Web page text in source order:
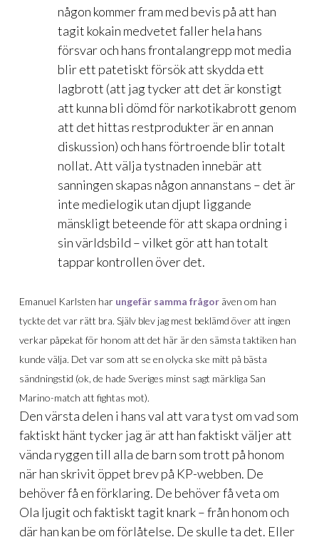
någon kommer fram med bevis på att han
tagit kokain medvetet faller hela hans
försvar och hans frontalangrepp mot media
blir ett patetiskt försök att skydda ett
lagbrott (att jag tycker att det är konstigt
att kunna bli dömd för narkotikabrott genom
att det hittas restprodukter är en annan
diskussion) och hans förtroende blir totalt
nollat. Att välja tystnaden innebär att
sanningen skapas någon annanstans – det är
inte medielogik utan djupt liggande
mänskligt beteende för att skapa ordning i
sin världsbild – vilket gör att han totalt
tappar kontrollen över det.
Emanuel Karlsten har ungefär samma frågor även om han
tyckte det var rätt bra. Själv blev jag mest beklämd över att ingen
verkar påpekat för honom att det här är den sämsta taktiken han
kunde välja. Det var som att se en olycka ske mitt på bästa
sändningstid (ok, de hade Sveriges minst sagt märkliga San
Marino-match att fightas mot).
Den värsta delen i hans val att vara tyst om vad som
faktiskt hänt tycker jag är att han faktiskt väljer att
vända ryggen till alla de barn som trott på honom
när han skrivit öppet brev på KP-webben. De
behöver få en förklaring. De behöver få veta om
Ola ljugit och faktiskt tagit knark – från honom och
där han kan be om förlåtelse. De skulle ta det. Eller